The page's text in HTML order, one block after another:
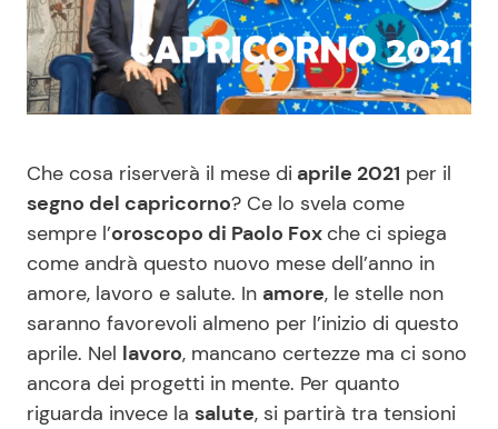
Benessere
Casa
Mondo Mamma
News benessere
Salute
Viaggi e Turismo
Cucina e Ricette
Consigli di Cucina
Le Ricette in TV
Primi Piatti
Ricette Facili e Veloci
Ricette Feste
Che cosa riserverà il mese di aprile 2021 per il
segno del capricorno? Ce lo svela come
sempre l’oroscopo di Paolo Fox che ci spiega
come andrà questo nuovo mese dell’anno in
amore, lavoro e salute. In amore, le stelle non
saranno favorevoli almeno per l’inizio di questo
aprile. Nel lavoro, mancano certezze ma ci sono
ancora dei progetti in mente. Per quanto
riguarda invece la salute, si partirà tra tensioni